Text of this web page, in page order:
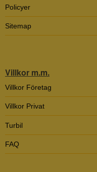
Policyer
Sitemap
Villkor m.m.
Villkor Företag
Villkor Privat
Turbil
FAQ